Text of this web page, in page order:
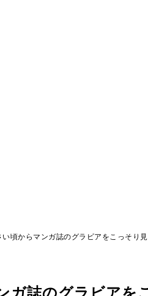
頃からマンガ誌のグラビアをこっそり見
ガ誌のグラビアを